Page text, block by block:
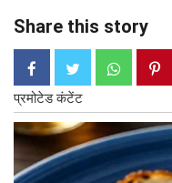
Share this story